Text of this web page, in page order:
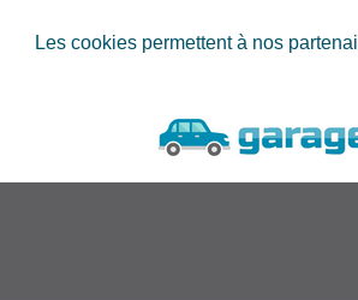
Les cookies permettent à nos